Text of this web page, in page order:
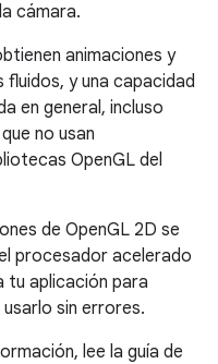
cámara.
animaciones y
y una capacidad
en general, incluso
no usan
OpenGL del
de OpenGL 2D se
procesador acelerado
tu aplicación para
sin errores.
lee la guía de